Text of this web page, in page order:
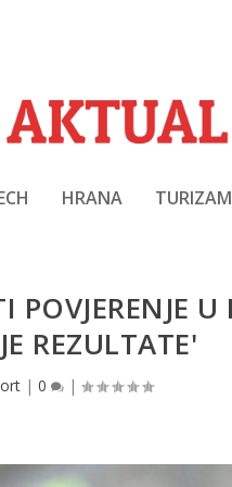
HRANA TURIZAM
POVJERENJE
REZULTATE'
|0 |